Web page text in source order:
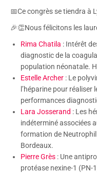
📅Ce congrès se tiendra à
🎉👏Nous félicitons les
Rima Chatila : Intérêt
diagnostic de la
population néonatale.
Estelle Archer : Le
l’héparine pour réaliser
performances
Lara Josserand : Les
indéterminé associées
formation de Neutrophil
Bordeaux.
Pierre Grès : Une
protéase nexine-1 (PN-